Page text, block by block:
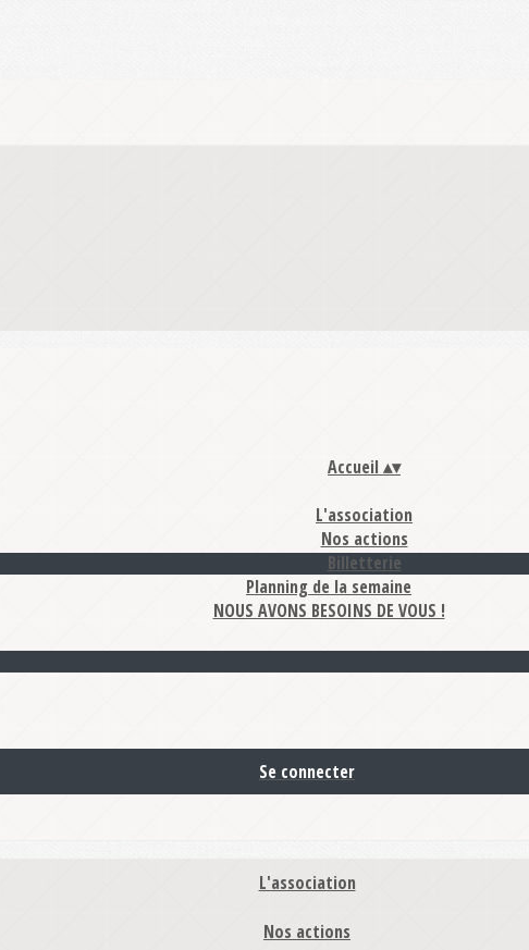
Accueil ▴▾
L'association
Nos actions
Billetterie
Planning de la semaine
NOUS AVONS BESOINS DE VOUS !
Se connecter
L'association
Nos actions